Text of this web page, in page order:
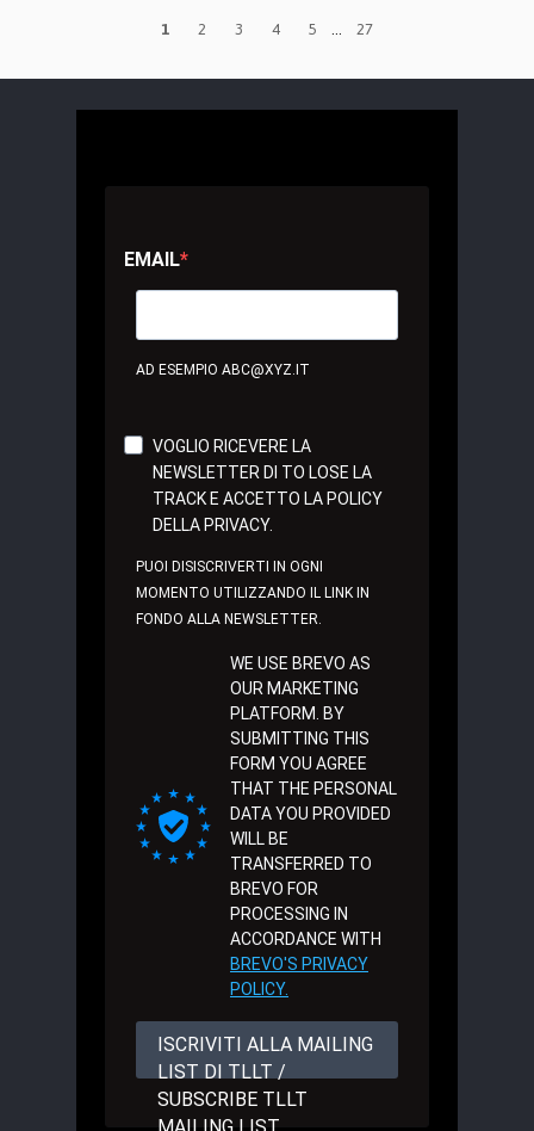
1 2 3 4 5 27
EMAIL
AD ESEMPIO ABC@XYZ.IT
VOGLIO RICEVERE LA
NEWSLETTER DI TO LOSE LA
TRACK E ACCETTO LA POLICY
DELLA PRIVACY.
PUOI DISISCRIVERTI IN OGNI
MOMENTO UTILIZZANDO IL LINK IN
FONDO ALLA NEWSLETTER.
WE USE BREVO AS
OUR MARKETING
PLATFORM. BY
SUBMITTING THIS
FORM YOU AGREE
THAT THE PERSONAL
DATA YOU PROVIDED
WILL BE
TRANSFERRED TO
BREVO FOR
PROCESSING IN
ACCORDANCE WITH
BREVO'S PRIVACY
POLICY.
ISCRIVITI ALLA MAILING
LIST DI TLLT /
SUBSCRIBE TLLT